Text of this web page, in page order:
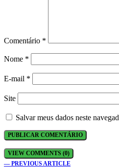
Comentário *
Nome *
E-mail *
Site
Salvar meus dados neste
VIEW COMMENTS (0)
— PREVIOUS ARTICLE